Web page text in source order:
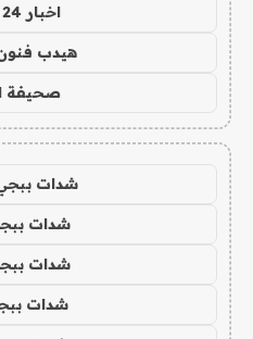
اخبار 24 ساعة
هيدب
صحيفة
شدات
شدات
شدات
شدات